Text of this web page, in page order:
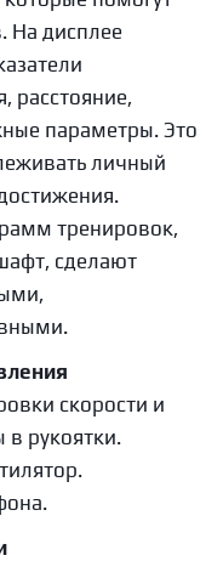
На дисплее
расстояние,
параметры. Это
личный
тренировок,
сделают
скорости и
в рукоятки.